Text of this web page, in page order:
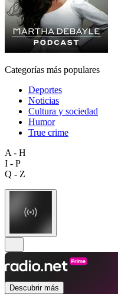
Categorías más populares
Deportes
Noticias
Cultura y sociedad
Humor
True crime
A - H
I - P
Q - Z
Descubrir más